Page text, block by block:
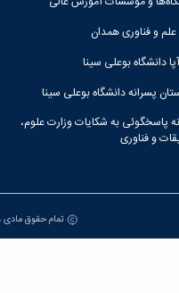
علم و فناوری همدان
دانشگاه بوعلی سینا
پسرانه دانشگاه بوعلی سینا
پاسخگوئی به شکایات وزارت علوم،
و فناوری
تمام حقوق مادی